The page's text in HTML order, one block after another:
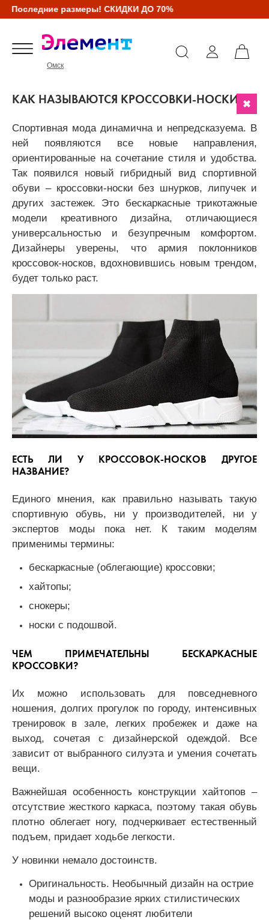
размеры! СКИДКИ ДО 70%
Омск
КАК НАЗЫВАЮТСЯ КРОССОВКИ-НОСКИ?
Спортивная мода динамична и непредсказуема. В
ней появляются все новые направления,
ориентированные на сочетание стиля и удобства.
Так появился новый гибридный вид спортивной
обуви – кроссовки-носки без шнурков, липучек и
других застежек. Это бескаркасные трикотажные
модели креативного дизайна, отличающиеся
универсальностью и безупречным комфортом.
Дизайнеры уверены, что армия поклонников
кроссовок-носков, вдохновившись новым трендом,
будет только раст.
ЕСТЬ ЛИ У КРОССОВОК-НОСКОВ ДРУГОЕ
НАЗВАНИЕ?
Единого мнения, как правильно называть такую
спортивную обувь, ни у производителей, ни у
экспертов моды пока нет. К таким моделям
применимы термины:
бескаркасные (облегающие) кроссовки;
хайтопы;
снокеры;
носки с подошвой.
ЧЕМ ПРИМЕЧАТЕЛЬНЫ БЕСКАРКАСНЫЕ
КРОССОВКИ?
Их можно использовать для повседневного
ношения, долгих прогулок по городу, интенсивных
тренировок в зале, легких пробежек и даже на
выход, сочетая с дизайнерской одеждой. Все
зависит от выбранного силуэта и умения сочетать
вещи.
Важнейшая особенность конструкции хайтопов –
отсутствие жесткого каркаса, поэтому такая обувь
плотно облегает ногу, подчеркивает естественный
подъем, придает ходьбе легкости.
У новинки немало достоинств.
Оригинальность. Необычный дизайн на острие
моды и разнообразие ярких стилистических
решений высоко оценят любители